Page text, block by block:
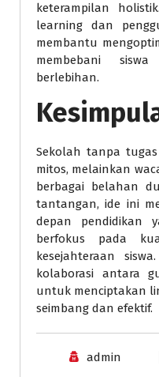
keterampilan
learning dan
membantu
membebani
berlebihan.
Sekolah tanpa
mitos, melainkan
berbagai belahan
tantangan, ide ini
depan pendidikan
berfokus pada
kesejahteraan
kolaborasi antara
untuk menciptakan
seimbang dan efektif.
admin